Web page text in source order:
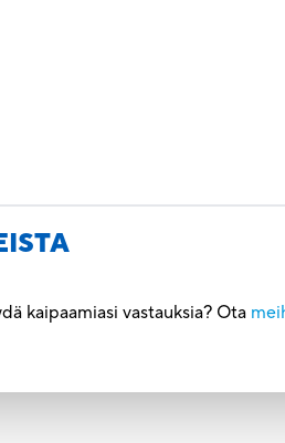
kaipaamiasi vastauksia? Ota